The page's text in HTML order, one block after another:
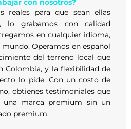
con nosotros?
reales para que sean ellas
lo grabamos con calidad
en cualquier idioma,
Operamos en español
del terreno local que
Colombia, y la flexibilidad de
lo pide. Con un costo de
obtienes testimoniales que
marca premium sin un
premium.